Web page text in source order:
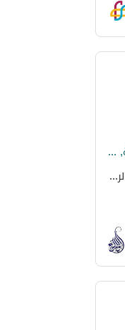
شقة للإيجار في شارع عمير بن سنان بن عرفطة, حي المهدية, مدينة الرياض, منطقة الرياض
شارع عمير بن سنان بن عرفطة، حي المهدية، غرب الرياض، الرياض